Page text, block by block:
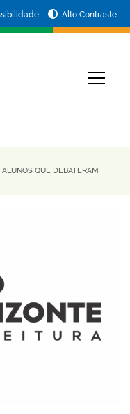
Alto Contraste
QUE DEBATERAM